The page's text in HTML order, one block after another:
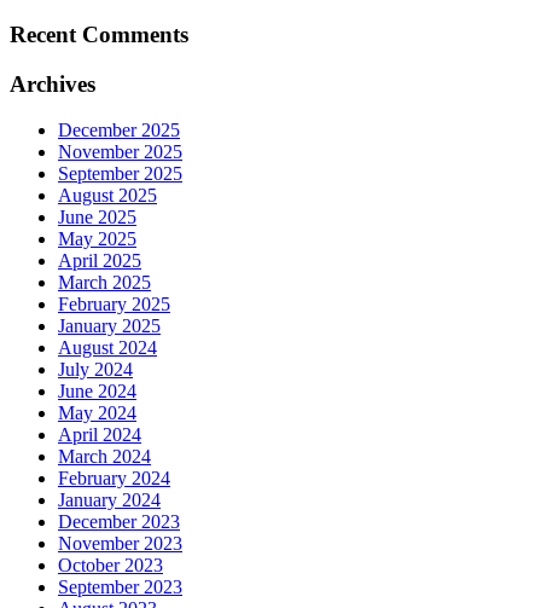
Recent Comments
Archives
December 2025
November 2025
September 2025
August 2025
June 2025
May 2025
April 2025
March 2025
February 2025
January 2025
August 2024
July 2024
June 2024
May 2024
April 2024
March 2024
February 2024
January 2024
December 2023
November 2023
October 2023
September 2023